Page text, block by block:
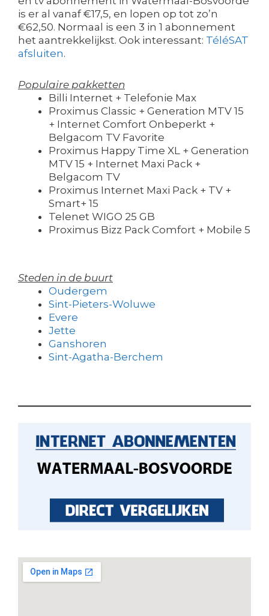
is er al vanaf €17,5, en lopen op tot zo’n
€62,50. Normaal is een 3 in 1 abonnement
het aantrekkelijkst. Ook interessant: TéléSAT
afsluiten.
Populaire pakketten
Billi Internet + Telefonie Max
Proximus Classic + Generation MTV 15
+ Internet Comfort Onbeperkt +
Belgacom TV Favorite
Proximus Happy Time XL + Generation
MTV 15 + Internet Maxi Pack +
Belgacom TV
Proximus Internet Maxi Pack + TV +
Smart+ 15
Telenet WIGO 25 GB
Proximus Bizz Pack Comfort + Mobile 5
Steden in de buurt
Oudergem
Sint-Pieters-Woluwe
Evere
Jette
Ganshoren
Sint-Agatha-Berchem